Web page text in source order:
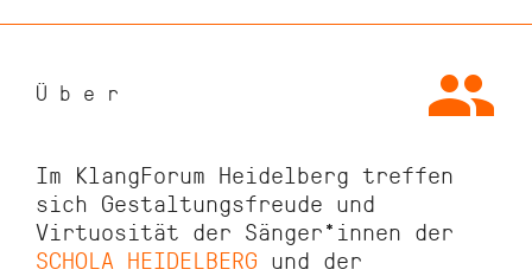
Über
Im KlangForum Heidelberg treffen
sich Gestaltungsfreude und
Virtuosität der Sänger*innen der
SCHOLA HEIDELBERG und der